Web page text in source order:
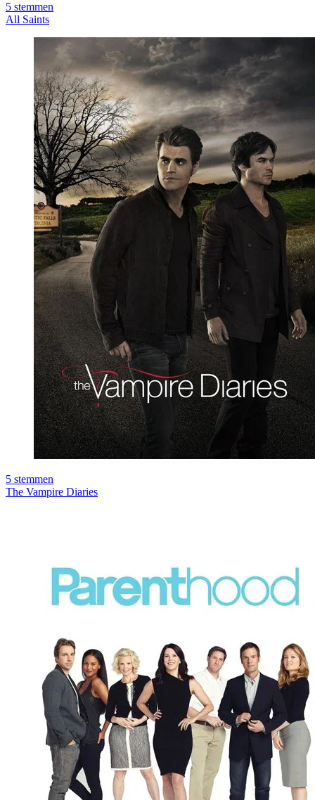
5 stemmen
All Saints
5 stemmen
The Vampire Diaries